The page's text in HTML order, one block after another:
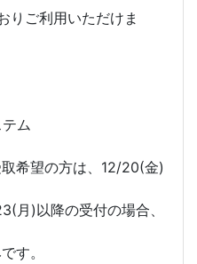
りご利用いただけま
ム
希望の方は、12/20(金)
月)以降の受付の場合、
込みです。